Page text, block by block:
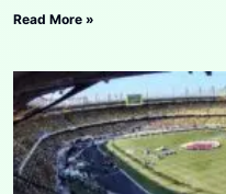
Read More »